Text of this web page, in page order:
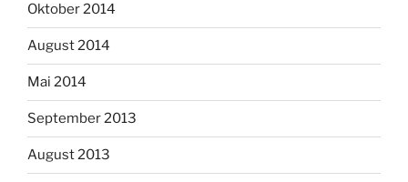
Oktober 2014
August 2014
Mai 2014
September 2013
August 2013